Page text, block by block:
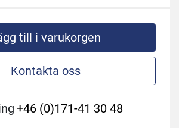
till i varukorgen
Kontakta oss
+46 (0)171-41 30 48